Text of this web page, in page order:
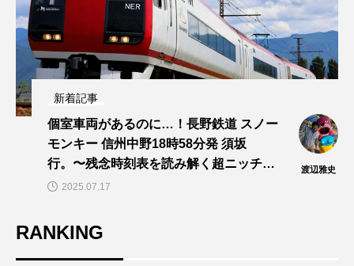
新着記事
個室車両があるのに…！長野鉄道 スノー
モンキー 信州中野18時58分発 須坂
行。〜残念時刻表を読み解く超ニッチ企
画！～「渡辺雅史の残念な鉄道時刻表」
渡辺雅史
2025.07.17
RANKING